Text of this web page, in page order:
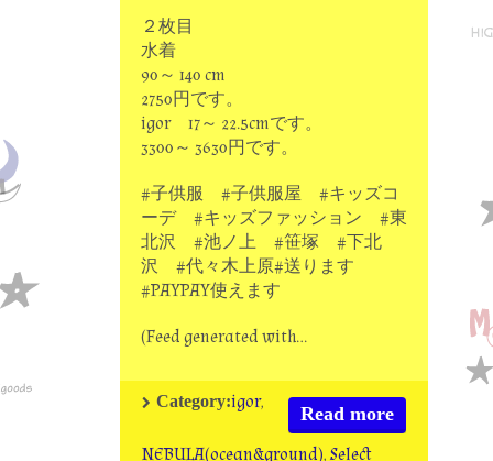
２枚目
水着
90～ 140 cm
2750円です。
igor 17～ 22.5cmです。
3300～ 3630円です。
#子供服 #子供服屋 #キッズコ
ーデ #キッズファッション #東
北沢 #池ノ上 #笹塚 #下北
沢 #代々木上原#送ります
#PAYPAY使えます
(Feed generated with…
Read more
Category:igor,
NEBULA(ocean&ground),Select